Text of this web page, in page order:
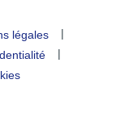
légales
|
|